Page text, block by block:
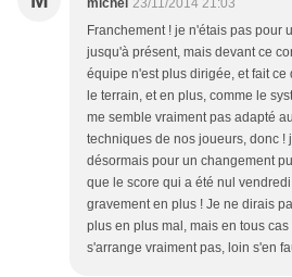
michel 23/11/2014 21:03
Franchement ! je n'étais pas pour
jusqu'à présent, mais devant ce
équipe n'est plus dirigée, et fait
le terrain, et en plus, comme le
me semble vraiment pas adapté
techniques de nos joueurs, donc !
désormais pour un changement
que le score qui a été nul
gravement en plus ! Je ne dirais
plus en plus mal, mais en tous
s'arrange vraiment pas, loin s'en